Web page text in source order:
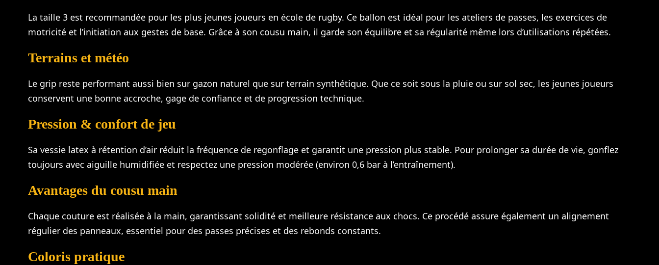
La taille 3 est recommandée pour les plus jeunes joueurs en école de rugby. Ce ballon est idéal pour les ateliers de passes, les exercices de
motricité et l’initiation aux gestes de base. Grâce à son cousu main, il garde son équilibre et sa régularité même lors d’utilisations répétées.
Terrains et météo
Le grip reste performant aussi bien sur gazon naturel que sur terrain synthétique. Que ce soit sous la pluie ou sur sol sec, les jeunes joueurs
conservent une bonne accroche, gage de confiance et de progression technique.
Pression & confort de jeu
Sa vessie latex à rétention d’air réduit la fréquence de regonflage et garantit une pression plus stable. Pour prolonger sa durée de vie, gonflez
toujours avec aiguille humidifiée et respectez une pression modérée (environ 0,6 bar à l’entraînement).
Avantages du cousu main
Chaque couture est réalisée à la main, garantissant solidité et meilleure résistance aux chocs. Ce procédé assure également un alignement
régulier des panneaux, essentiel pour des passes précises et des rebonds constants.
Coloris pratique